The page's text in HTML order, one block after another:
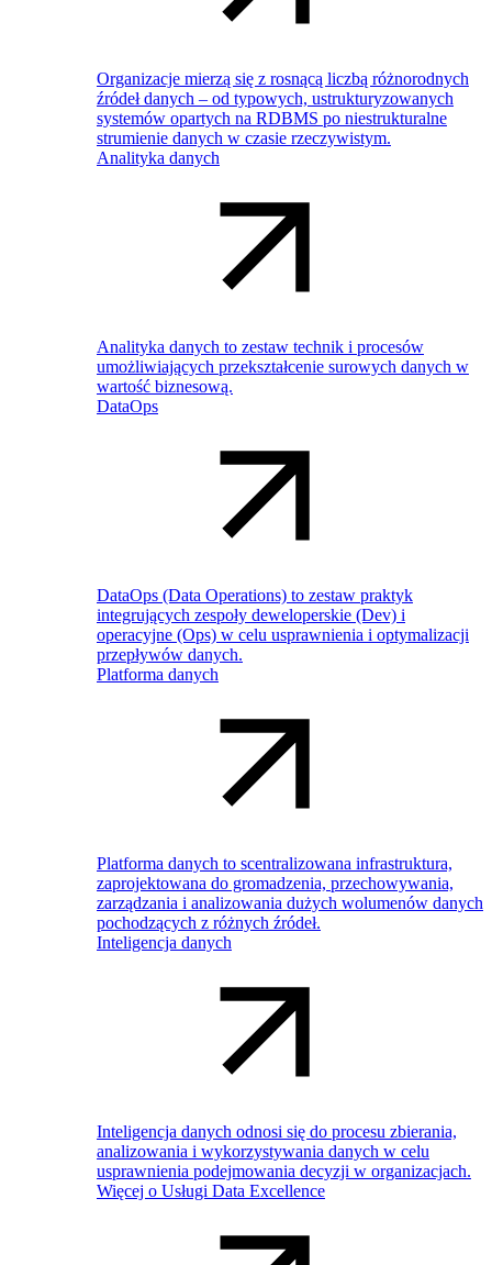
Organizacje mierzą się z rosnącą liczbą różnorodnych
źródeł danych – od typowych, ustrukturyzowanych
systemów opartych na RDBMS po niestrukturalne
strumienie danych w czasie rzeczywistym.
Analityka danych
Analityka danych to zestaw technik i procesów
umożliwiających przekształcenie surowych danych w
wartość biznesową.
DataOps
DataOps (Data Operations) to zestaw praktyk
integrujących zespoły deweloperskie (Dev) i
operacyjne (Ops) w celu usprawnienia i optymalizacji
przepływów danych.
Platforma danych
Platforma danych to scentralizowana infrastruktura,
zaprojektowana do gromadzenia, przechowywania,
zarządzania i analizowania dużych wolumenów danych
pochodzących z różnych źródeł.
Inteligencja danych
Inteligencja danych odnosi się do procesu zbierania,
analizowania i wykorzystywania danych w celu
usprawnienia podejmowania decyzji w organizacjach.
Więcej o Usługi Data Excellence